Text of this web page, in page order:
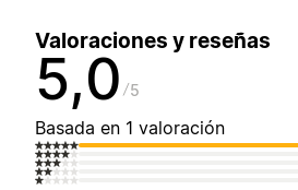
Valoraciones y reseñas
5,0 5
Basada en 1 valoración